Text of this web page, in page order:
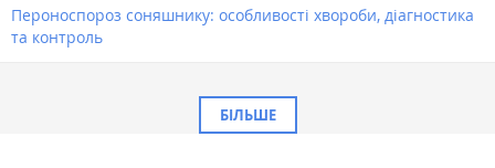
Пероноспороз соняшнику: особливості хвороби, діагностика
та контроль
БІЛЬШЕ